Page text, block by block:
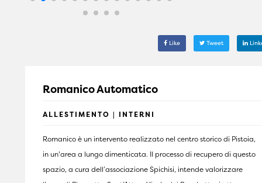
Like Tweet
Romanico Automatico
ALLESTIMENTO | INTERNI
Romanico è un intervento realizzato nel centro storico di Pistoia,
in un'area a lungo dimenticata. Il processo di recupero di questo
spazio, a cura dell’associazione Spichisi, intende valorizzare